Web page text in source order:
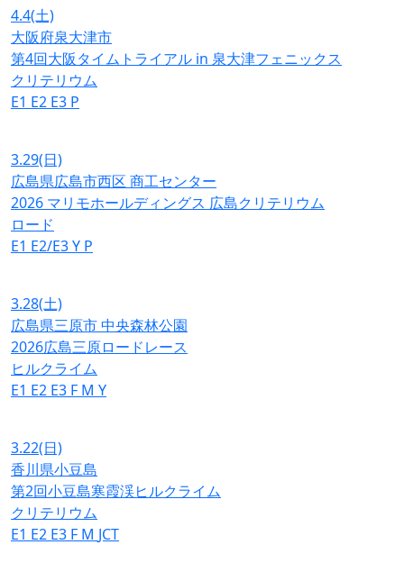
4.4(土)
大阪府泉大津市
第4回大阪タイムトライアル in 泉大津フェニックス
クリテリウム
E1 E2 E3 P
3.29(日)
広島県広島市西区 商工センター
2026 マリモホールディングス 広島クリテリウム
ロード
E1 E2/E3Y P
3.28(土)
広島県三原市 中央森林公園
2026広島三原ロードレース
ヒルクライム
E1 E2 E3 F M Y
3.22(日)
香川県小豆島
第2回小豆島寒霞渓ヒルクライム
クリテリウム
E1 E2 E3 F M JCT